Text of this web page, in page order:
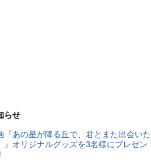
らせ
『あの星が降る丘で、君とまた出会いた
』オリジナルグッズを3名様にプレゼン